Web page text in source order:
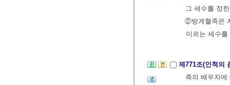
그 세수를 정
②방계혈족은
이르는 세수
제771조(인척의
족의 배우자